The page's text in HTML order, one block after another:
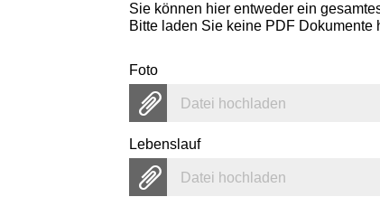
Sie können hier entweder ein
Bitte laden Sie keine PDF
Foto
Datei hochladen
Lebenslauf
Datei hochladen